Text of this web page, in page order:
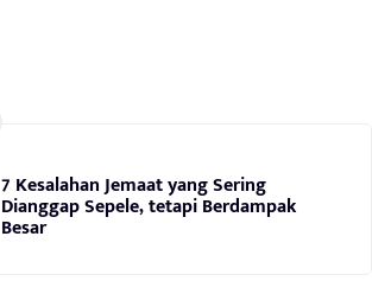
7 Kesalahan Jemaat yang Sering
Dianggap Sepele, tetapi Berdampak
Besar